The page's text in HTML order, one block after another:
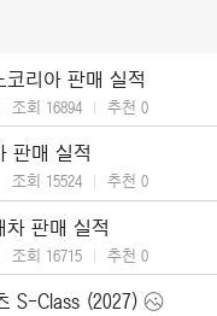
리아 판매 실적
조회 16894 추천 0
판매 실적
조회 15524 추천 0
차 판매 실적
조회 16715 추천 0
S-Class (2027)